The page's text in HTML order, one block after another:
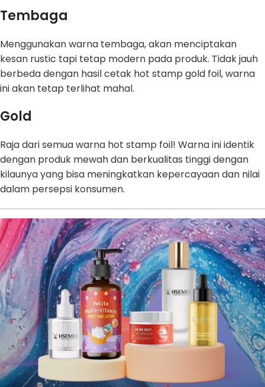
Tembaga
Menggunakan warna tembaga, akan menciptakan
kesan rustic tapi tetap modern pada produk. Tidak jauh
berbeda dengan hasil cetak hot stamp gold foil, warna
ini akan tetap terlihat mahal.
Gold
Raja dari semua warna hot stamp foil! Warna ini identik
dengan produk mewah dan berkualitas tinggi dengan
kilaunya yang bisa meningkatkan kepercayaan dan nilai
dalam persepsi konsumen.